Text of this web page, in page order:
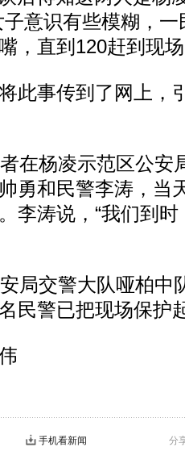
意识有些模糊，
，直到120赶到现
事传到了网上，
杨凌示范区公安
勇和民警李涛，当
李涛说，“我们到
交警大队哑柏中
民警已把现场保护
分
手机看新闻